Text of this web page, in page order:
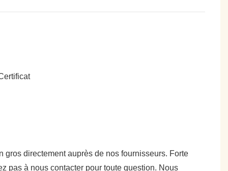
directement auprès de nos fournisseurs. Forte
pas à nous contacter pour toute question. Nous